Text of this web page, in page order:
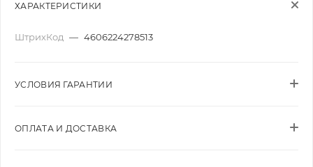
ХАРАКТЕРИСТИКИ
ШтрихКод — 4606224278513
УСЛОВИЯ ГАРАНТИИ
ОПЛАТА И ДОСТАВКА